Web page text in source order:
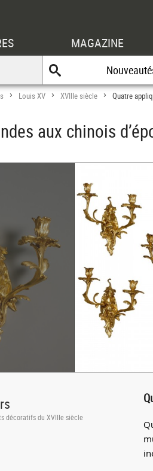
MAGAZINE
> Louis XV > XVIIIe siècle > Quatre
aux chinois
décoratifs du XVIIIe siècle